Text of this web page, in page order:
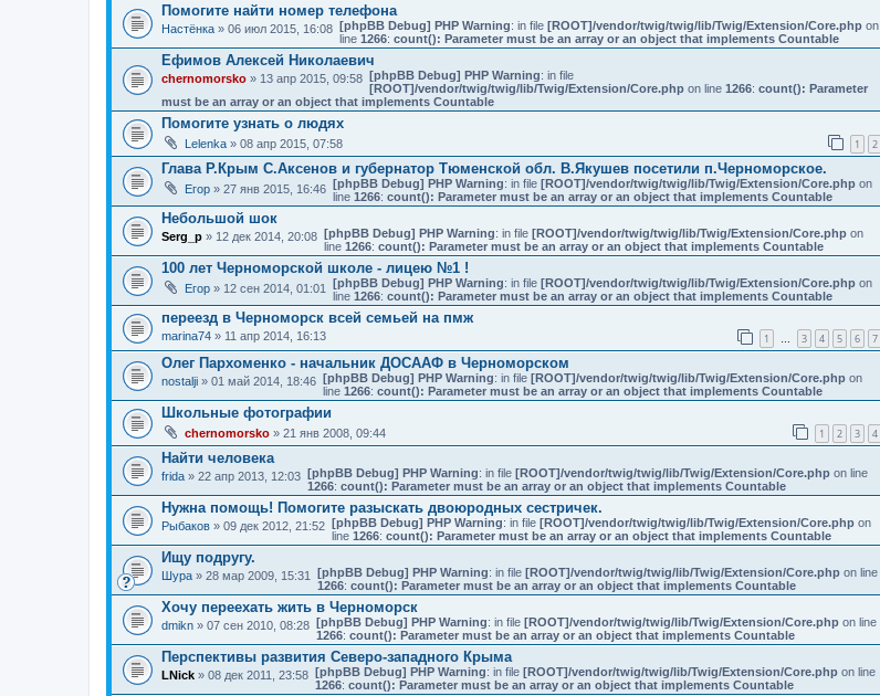
Помогите найти номер телефона
Настёнка » 06 июл 2015, 16:08 [phpBB Debug] PHP Warning: in file [ROOT]/vendor/twig/twig/lib/Twig/Extension/Core.phpon
line 1266: count(): Parameter must be an array or an object that implements Countable
Ефимов Алексей Николаевич
chernomorsko » 13 апр 2015, 09:58 [phpBB Debug] PHP Warning: in file
[ROOT]/vendor/twig/twig/lib/Twig/Extension/Core.phpon line 1266: count(): Parameter
must be an array or an object that implements Countable
Помогите узнать о людях
Lelenka » 08 апр 2015, 07:58 1 2
Глава Р.Крым С.Аксенов и губернатор Тюменской обл. В.Якушев посетили п.Черноморское.
Егор » 27 янв 2015, 16:46 [phpBB Debug] PHP Warning: in file [ROOT]/vendor/twig/twig/lib/Twig/Extension/Core.phpon
line 1266: count(): Parameter must be an array or an object that implements Countable
Небольшой шок
Serg_p » 12 дек 2014, 20:08 [phpBB Debug] PHP Warning: in file [ROOT]/vendor/twig/twig/lib/Twig/Extension/Core.phpon
line 1266: count(): Parameter must be an array or an object that implements Countable
100 лет Черноморской школе - лицею №1 !
Егор » 12 сен 2014, 01:01 [phpBB Debug] PHP Warning: in file [ROOT]/vendor/twig/twig/lib/Twig/Extension/Core.phpon
line 1266: count(): Parameter must be an array or an object that implements Countable
переезд в Черноморск всей семьей на пмж
marina74 » 11 апр 2014, 16:13 1 3 4 5 6 7
Олег Пархоменко - начальник ДОСААФ в Черноморском
nostalji » 01 май 2014, 18:46 [phpBB Debug] PHP Warning: in file [ROOT]/vendor/twig/twig/lib/Twig/Extension/Core.phpon
line 1266: count(): Parameter must be an array or an object that implements Countable
Школьные фотографии
chernomorsko » 21 янв 2008, 09:44 1 2 3 4
Найти человека
frida » 22 апр 2013, 12:03 [phpBB Debug] PHP Warning: in file [ROOT]/vendor/twig/twig/lib/Twig/Extension/Core.phpon line
1266: count(): Parameter must be an array or an object that implements Countable
Нужна помощь! Помогите разыскать двоюродных сестричек.
Рыбаков » 09 дек 2012, 21:52 [phpBB Debug] PHP Warning: in file [ROOT]/vendor/twig/twig/lib/Twig/Extension/Core.phpon
line 1266: count(): Parameter must be an array or an object that implements Countable
Ищу подругу.
Шура » 28 мар 2009, 15:31 [phpBB Debug] PHP Warning: in file [ROOT]/vendor/twig/twig/lib/Twig/Extension/Core.phpon line
1266: count(): Parameter must be an array or an object that implements Countable
Хочу переехать жить в Черноморск
dmikn » 07 сен 2010, 08:28 [phpBB Debug] PHP Warning: in file [ROOT]/vendor/twig/twig/lib/Twig/Extension/Core.phpon line
1266: count(): Parameter must be an array or an object that implements Countable
Перспективы развития Северо-западного Крыма
LNick » 08 дек 2011, 23:58 [phpBB Debug] PHP Warning: in file [ROOT]/vendor/twig/twig/lib/Twig/Extension/Core.phpon line
1266: count(): Parameter must be an array or an object that implements Countable